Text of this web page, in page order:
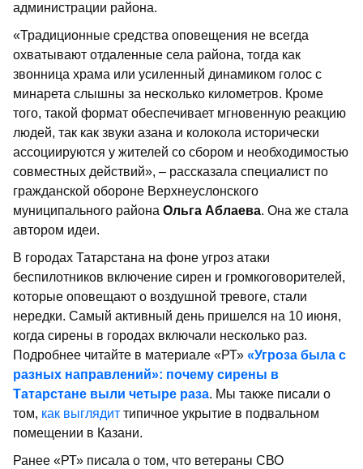
администрации района.
«Традиционные средства оповещения не всегда
охватывают отдаленные села района, тогда как
звонница храма или усиленный динамиком голос с
минарета слышны за несколько километров. Кроме
того, такой формат обеспечивает мгновенную реакцию
людей, так как звуки азана и колокола исторически
ассоциируются у жителей со сбором и необходимостью
совместных действий», – рассказала специалист по
гражданской обороне Верхнеуслонского
муниципального района Ольга Аблаева. Она же стала
автором идеи.
В городах Татарстана на фоне угроз атаки
беспилотников включение сирен и громкоговорителей,
которые оповещают о воздушной тревоге, стали
нередки. Самый активный день пришелся на 10 июня,
когда сирены в городах включали несколько раз.
Подробнее читайте в материале «РТ» «Угроза была с
разных направлений»: почему сирены в
Татарстане выли четыре раза. Мы также писали о
том, как выглядит типичное укрытие в подвальном
помещении в Казани.
Ранее «РТ» писала о том, что ветераны СВО